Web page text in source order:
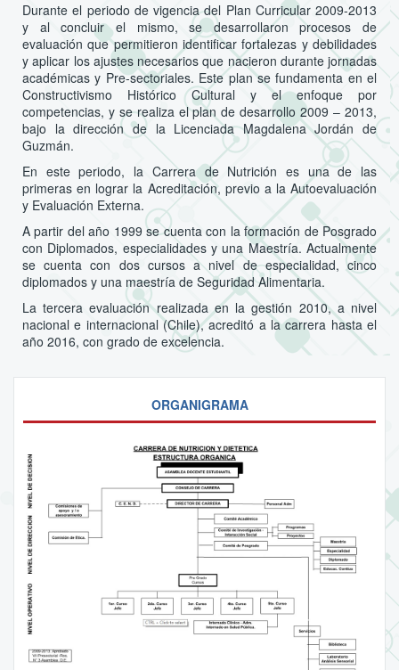
Durante el periodo de vigencia del Plan Curricular 2009-2013
y al concluir el mismo, se desarrollaron procesos de
evaluación que permitieron identificar fortalezas y debilidades
y aplicar los ajustes necesarios que nacieron durante jornadas
académicas y Pre-sectoriales. Este plan se fundamenta en el
Constructivismo Histórico Cultural y el enfoque por
competencias, y se realiza el plan de desarrollo 2009 – 2013,
bajo la dirección de la Licenciada Magdalena Jordán de
Guzmán.
En este periodo, la Carrera de Nutrición es una de las
primeras en lograr la Acreditación, previo a la Autoevaluación
y Evaluación Externa.
A partir del año 1999 se cuenta con la formación de Posgrado
con Diplomados, especialidades y una Maestría. Actualmente
se cuenta con dos cursos a nivel de especialidad, cinco
diplomados y una maestría de Seguridad Alimentaria.
La tercera evaluación realizada en la gestión 2010, a nivel
nacional e internacional (Chile), acreditó a la carrera hasta el
año 2016, con grado de excelencia.
ORGANIGRAMA